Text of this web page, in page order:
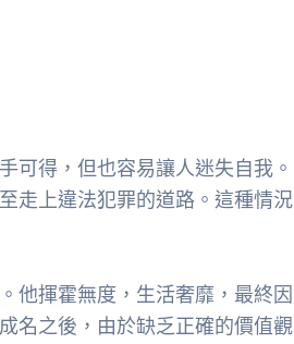
可得，但也容易讓人迷失自我。
走上違法犯罪的道路。這種情況
他揮霍無度，生活奢靡，最終因
名之後，由於缺乏正確的價值觀